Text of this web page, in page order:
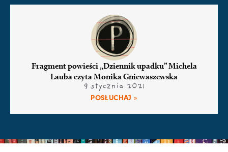
Fragment powieści „Dziennik upadku” Michela
Lauba czyta Monika Gniewaszewska
9 stycznia 2021
POSŁUCHAJ »